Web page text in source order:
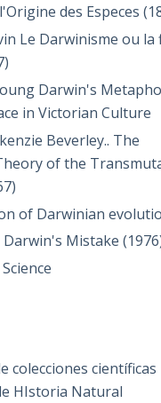
des Especes
Le Darwinisme ou la
Darwin's
in Victorian Culture
Beverley.. The
of the
of Darwinian
Mistake
colecciones científicas
HIstoria Natural